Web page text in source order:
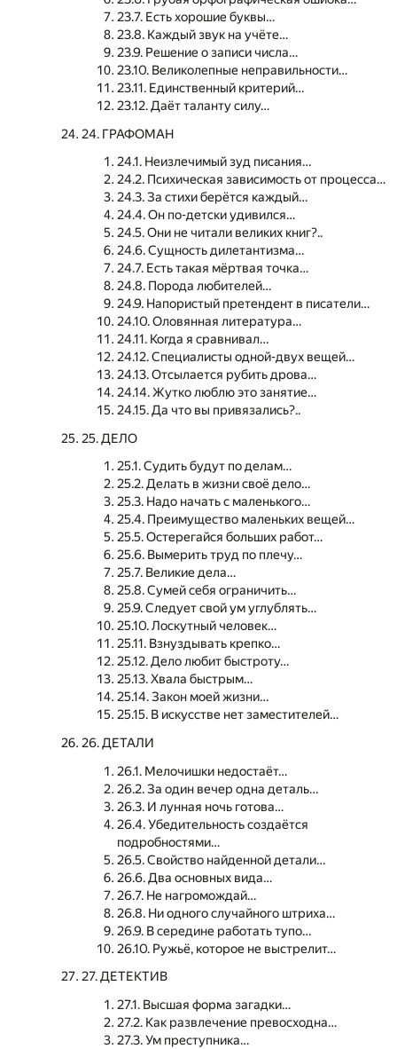
23.7. Есть хорошие буквы…
23.8. Каждый звук на учёте…
23.9. Решение о записи числа…
23.10. Великолепные неправильности…
23.11. Единственный критерий…
23.12. Даёт таланту силу…
24. ГРАФОМАН
24.1. Неизлечимый зуд писания…
24.2. Психическая зависимость от процесса…
24.3. За стихи берётся каждый…
24.4. Он по-детски удивился…
24.5. Они не читали великих книг?..
24.6. Сущность дилетантизма…
24.7. Есть такая мёртвая точка…
24.8. Порода любителей…
24.9. Напористый претендент в писатели…
24.10. Оловянная литература…
24.11. Когда я сравнивал…
24.12. Специалисты одной-двух вещей…
24.13. Отсылается рубить дрова…
24.14. Жутко люблю это занятие…
24.15. Да что вы привязались?..
25. ДЕЛО
25.1. Судить будут по делам…
25.2. Делать в жизни своё дело…
25.3. Надо начать с маленького…
25.4. Преимущество маленьких вещей…
25.5. Остерегайся больших работ…
25.6. Вымерить труд по плечу…
25.7. Великие дела…
25.8. Сумей себя ограничить…
25.9. Следует свой ум углублять…
25.10. Лоскутный человек…
25.11. Взнуздывать крепко…
25.12. Дело любит быстроту…
25.13. Хвала быстрым…
25.14. Закон моей жизни…
25.15. В искусстве нет заместителей…
26. ДЕТАЛИ
26.1. Мелочишки недостаёт…
26.2. За один вечер одна деталь…
26.3. И лунная ночь готова…
26.4. Убедительность создаётся
подробностями…
26.5. Свойство найденной детали…
26.6. Два основных вида…
26.7. Не нагромождай…
26.8. Ни одного случайного штриха…
26.9. В середине работать тупо…
26.10. Ружьё, которое не выстрелит…
27. ДЕТЕКТИВ
27.1. Высшая форма загадки…
27.2. Как развлечение превосходна…
27.3. Ум преступника…